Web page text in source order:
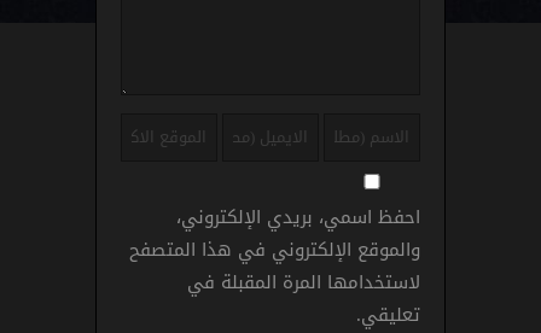
احفظ اسمي، بريدي الإلكتروني،
والموقع الإلكتروني في هذا المتصفح
لاستخدامها المرة المقبلة في
تعليقي.